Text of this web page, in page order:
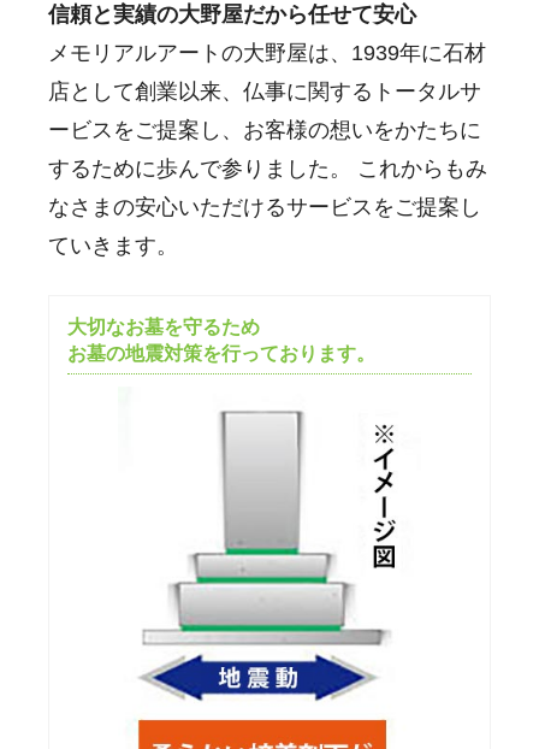
信頼と実績の大野屋だから任せて安心
メモリアルアートの大野屋は、1939年に石材
店として創業以来、仏事に関するトータルサ
ービスをご提案し、お客様の想いをかたちに
するために歩んで参りました。 これからもみ
なさまの安心いただけるサービスをご提案し
ていきます。
大切なお墓を守るため
お墓の地震対策を行っております。